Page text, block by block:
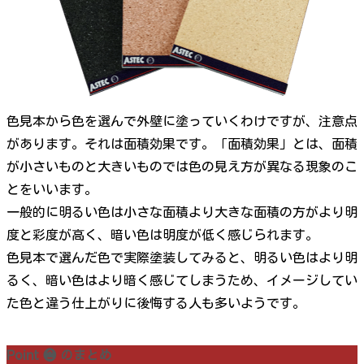
色見本から色を選んで外壁に塗っていくわけですが、注意点
があります。それは面積効果です。「面積効果」とは、面積
が小さいものと大きいものでは色の見え方が異なる現象のこ
とをいいます。
一般的に明るい色は小さな面積より大きな面積の方がより明
度と彩度が高く、暗い色は明度が低く感じられます。
色見本で選んだ色で実際塗装してみると、明るい色はより明
るく、暗い色はより暗く感じてしまうため、イメージしてい
た色と違う仕上がりに後悔する人も多いようです。
Point ❷ のまとめ